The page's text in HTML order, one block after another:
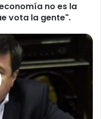
no es la
vota la gente".